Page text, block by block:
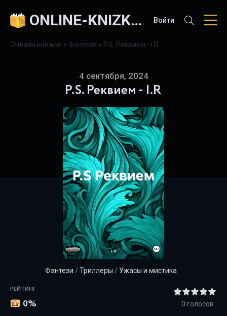
ONLINE-KNIZKI.COM Войти
Онлайн книжки » Фэнтези » P.S. Реквием - I.R
P.S. Реквием - I.R
4 сентября, 2024
Фэнтези / Триллеры / Ужасы и мистика
РЕЙТИНГ
0% 0 голосов